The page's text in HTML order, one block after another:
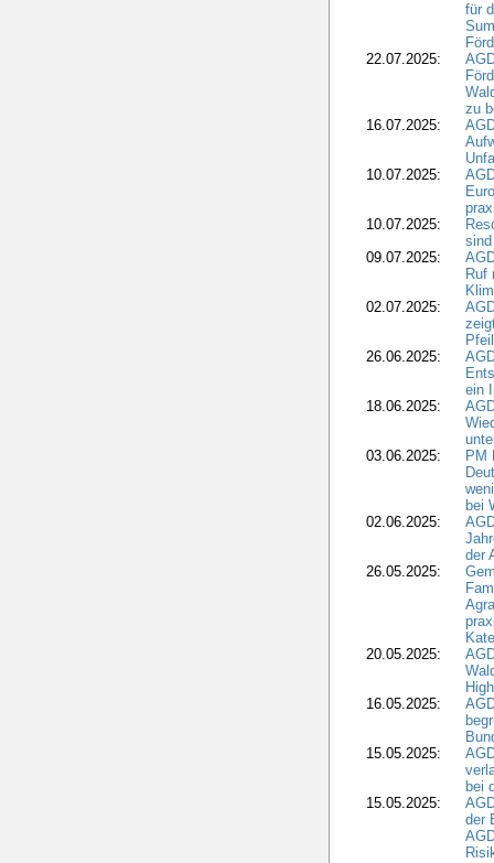
für
22.07.2025:
zu
16.07.2025:
10.07.2025:
10.07.2025:
09.07.2025:
Ruf
02.07.2025:
26.06.2025:
ein
18.06.2025:
03.06.2025:
PM
bei
02.06.2025:
der
26.05.2025:
20.05.2025:
16.05.2025:
15.05.2025:
bei
15.05.2025:
der